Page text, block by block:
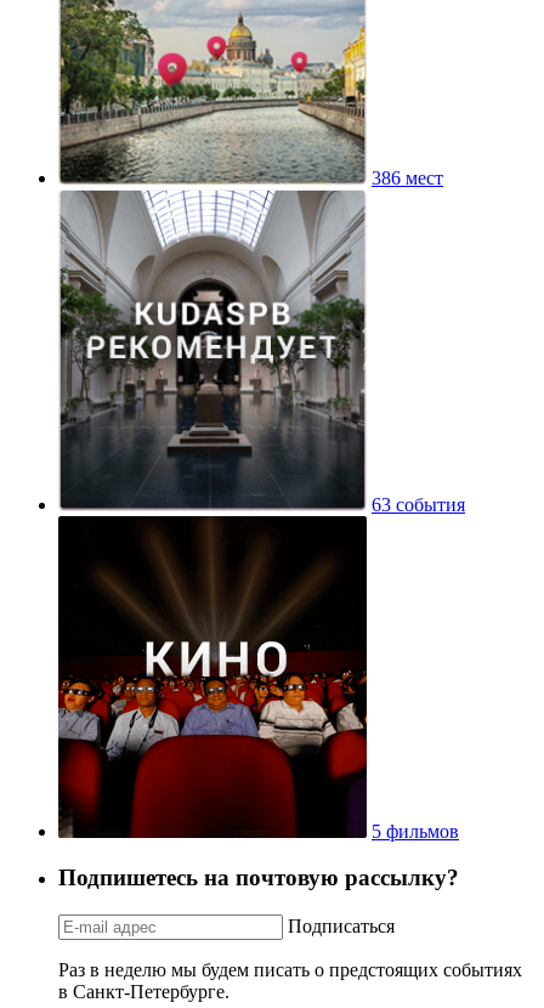
386 мест
63 события
5 фильмов
Подпишетесь на почтовую рассылку?
Подписаться
Раз в неделю мы будем писать о предстоящих событиях
в Санкт-Петербурге.